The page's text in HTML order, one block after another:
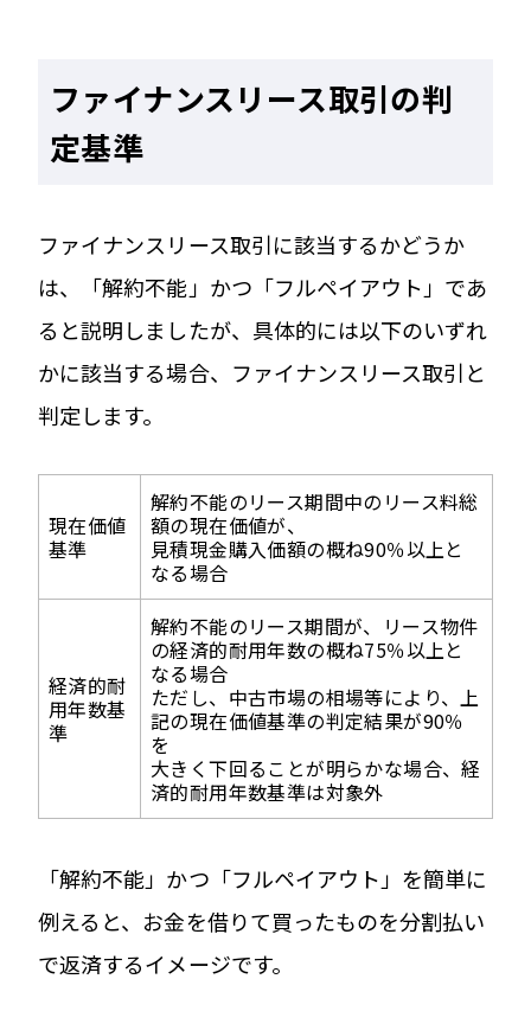
ファイナンスリース取引の判
定基準
ファイナンスリース取引に該当するかどうか
は、「解約不能」かつ「フルペイアウト」であ
ると説明しましたが、具体的には以下のいずれ
かに該当する場合、ファイナンスリース取引と
判定します。
現在価値
基準
解約不能のリース期間中のリース料総
額の現在価値が、
見積現金購入価額の概ね90％以上と
なる場合
経済的耐
用年数基
準
解約不能のリース期間が、リース物件
の経済的耐用年数の概ね75％以上と
なる場合
ただし、中古市場の相場等により、上
記の現在価値基準の判定結果が90％
を
大きく下回ることが明らかな場合、経
済的耐用年数基準は対象外
「解約不能」かつ「フルペイアウト」を簡単に
例えると、お金を借りて買ったものを分割払い
で返済するイメージです。